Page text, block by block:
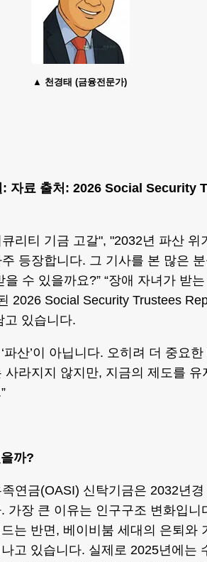
천경태 (금융전문가)
: 자료 출처: 2026 Social Security
리티 기금 고갈", "2032년 파산 위
등장합니다. 그 기사를 본 많은
수 있을까요?” “장애 자녀가 받
2026 Social Security Trustees
고 있습니다.
산’이 아닙니다. 오히려 더 중요
사라지지 않지만, 지금의 제도를 유
까?
연금(OASI) 신탁기금은 2032년
가장 큰 이유는 인구구조 변화입니
는 반면, 베이비붐 세대의 은퇴와
고 있습니다. 실제로 2025년에는